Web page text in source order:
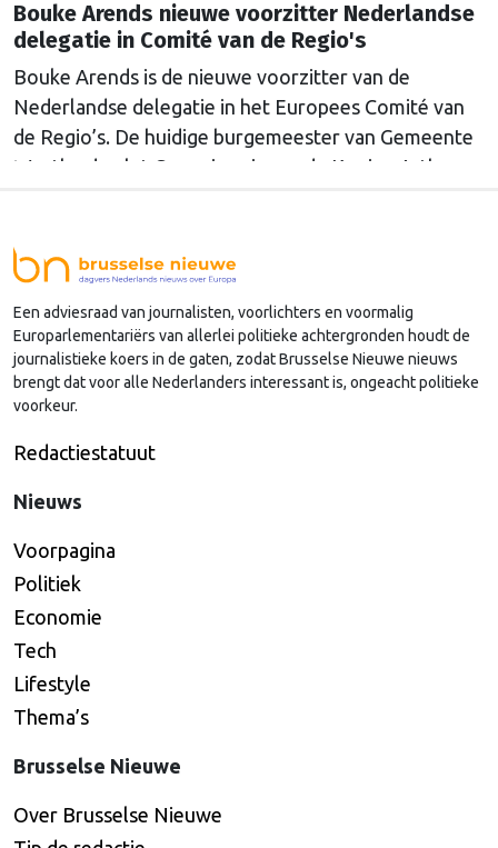
Bouke Arends nieuwe voorzitter Nederlandse
delegatie in Comité van de Regio's
Bouke Arends is de nieuwe voorzitter van de
Nederlandse delegatie in het Europees Comité van
de Regio’s. De huidige burgemeester van Gemeente
Westland volgt Commissaris van de Koning Arthur
Nederlandse regio’s behoorlijk succesvol in hun
lobby in Brussel, en dat komt vooral omdat …
Continued
Een adviesraad van journalisten, voorlichters en voormalig
Europarlementariërs van allerlei politieke achtergronden houdt de
journalistieke koers in de gaten, zodat Brusselse Nieuwe nieuws
brengt dat voor alle Nederlanders interessant is, ongeacht politieke
voorkeur.
Redactiestatuut
Nieuws
Voorpagina
Politiek
Economie
Tech
Lifestyle
Thema’s
Brusselse Nieuwe
Over Brusselse Nieuwe